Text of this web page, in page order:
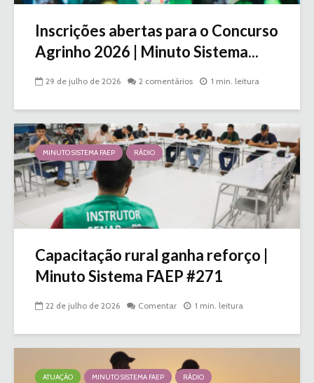
Inscrições abertas para o Concurso
Agrinho 2026 | Minuto Sistema...
29 de julho de 2026 2 comentários 1 min. leitura
MINUTO SISTEMA FAEP RÁDIO
Capacitação rural ganha reforço |
Minuto Sistema FAEP #271
22 de julho de 2026 Comentar 1 min. leitura
ATUAÇÃO MINUTO SISTEMA FAEP RÁDIO